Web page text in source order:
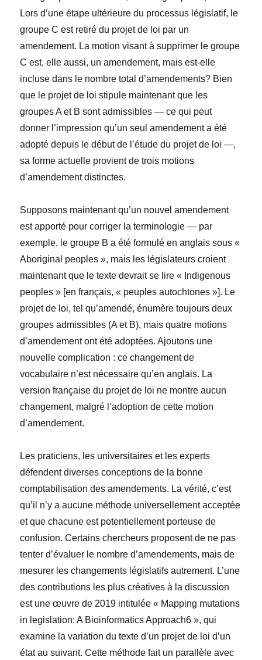
Lors d’une étape ultérieure du processus législatif, le
groupe C est retiré du projet de loi par un
amendement. La motion visant à supprimer le groupe
C est, elle aussi, un amendement, mais est-elle
incluse dans le nombre total d’amendements? Bien
que le projet de loi stipule maintenant que les
groupes A et B sont admissibles — ce qui peut
donner l’impression qu’un seul amendement a été
adopté depuis le début de l’étude du projet de loi —,
sa forme actuelle provient de trois motions
d’amendement distinctes.
Supposons maintenant qu’un nouvel amendement
est apporté pour corriger la terminologie — par
exemple, le groupe B a été formulé en anglais sous «
Aboriginal peoples », mais les législateurs croient
maintenant que le texte devrait se lire « Indigenous
peoples » [en français, « peuples autochtones »]. Le
projet de loi, tel qu’amendé, énumère toujours deux
groupes admissibles (A et B), mais quatre motions
d’amendement ont été adoptées. Ajoutons une
nouvelle complication : ce changement de
vocabulaire n’est nécessaire qu’en anglais. La
version française du projet de loi ne montre aucun
changement, malgré l’adoption de cette motion
d’amendement.
Les praticiens, les universitaires et les experts
défendent diverses conceptions de la bonne
comptabilisation des amendements. La vérité, c’est
qu’il n’y a aucune méthode universellement acceptée
et que chacune est potentiellement porteuse de
confusion. Certains chercheurs proposent de ne pas
tenter d’évaluer le nombre d’amendements, mais de
mesurer les changements législatifs autrement. L’une
des contributions les plus créatives à la discussion
est une œuvre de 2019 intitulée « Mapping mutations
in legislation: A Bioinformatics Approach6 », qui
examine la variation du texte d’un projet de loi d’un
état au suivant. Cette méthode fait un parallèle avec